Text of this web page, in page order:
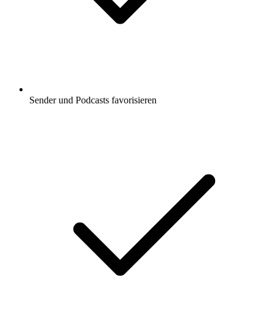
Sender und Podcasts favorisieren